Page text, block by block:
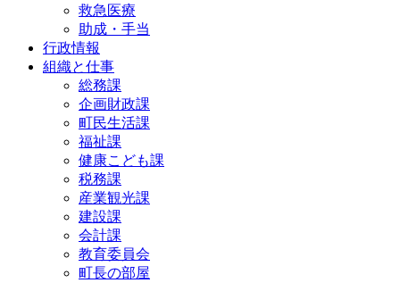
救急医療
助成・手当
行政情報
組織と仕事
総務課
企画財政課
町民生活課
福祉課
健康こども課
税務課
産業観光課
建設課
会計課
教育委員会
町長の部屋